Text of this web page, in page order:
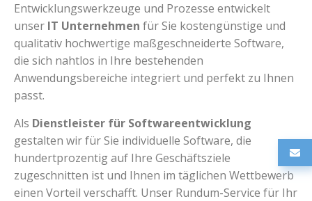
Entwicklungswerkzeuge und Prozesse entwickelt
unser IT Unternehmen für Sie kostengünstige und
qualitativ hochwertige maßgeschneiderte Software,
die sich nahtlos in Ihre bestehenden
Anwendungsbereiche integriert und perfekt zu Ihnen
passt.
Als Dienstleister für Softwareentwicklung
gestalten wir für Sie individuelle Software, die
hundertprozentig auf Ihre Geschäftsziele
zugeschnitten ist und Ihnen im täglichen Wettbewerb
einen Vorteil verschafft. Unser Rundum-Service für Ihr